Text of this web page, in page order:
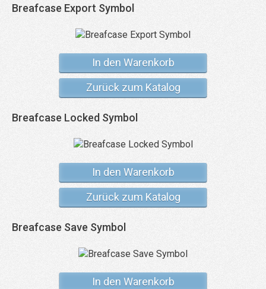
Breafcase Export Symbol
In den Warenkorb
Zurück zum Katalog
Breafcase Locked Symbol
In den Warenkorb
Zurück zum Katalog
Breafcase Save Symbol
In den Warenkorb